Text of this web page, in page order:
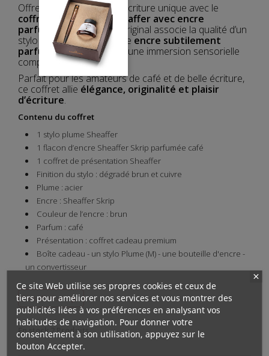
Offrez une expérience d’écriture unique avec le
coffret stylo plume Sheaffer avec encre
parfumée café. Ce set original associe la qualité d’un
stylo plumeSheafferà une encre subtilement
parfumée au café, pour une immersion sensorielle
complète.
Parfait pour les amateurs de café et de belle écriture,
ce coffret allie élégance, originalité et plaisir
d’écriture.
Contenu du coffret
1 stylo plume Sheaffer
1 flacon d’encre Sheaffer Skrip parfumée café
1 coffret de présentation Sheaffer
Finition du stylo : dégradé brun et cuivre
Plume : acier
Encre : Sheaffer Skrip
Couleur de l’encre : brun
Parfum : café
Présentation : coffret cadeau premium
Boîte cadeau - un stylo Plume (M) - une bouteille d'encre -
un convertisseur
Plus d'infos
En stock 2 Produits
Ce site Web utilise ses propres cookies et ceux de
tiers pour améliorer nos services et vous montrer des
publicités liées à vos préférences en analysant vos
habitudes de navigation. Pour donner votre
consentement à son utilisation, appuyez sur le
bouton Accepter.